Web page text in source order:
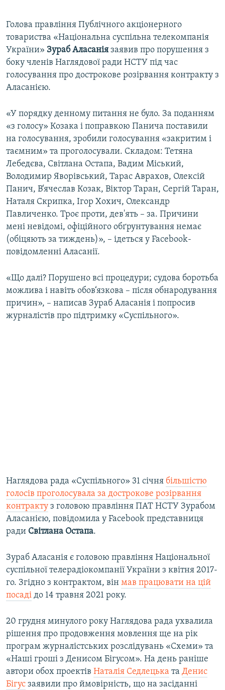
Усі сайти RFE/RL
Голова правління Публічного акціонерного
товариства «Національна суспільна телекомпанія
України» Зураб Аласанія заявив про порушення з
боку членів Наглядової ради НСТУ під час
голосування про дострокове розірвання контракту з
Аласанією.
«У порядку денному питання не було. За поданням
«з голосу» Козака і поправкою Панича поставили
на голосування, зробили голосування «закритим і
таємним» та проголосували. Складом: Тетяна
Лебедєва, Світлана Остапа, Вадим Міський,
Володимир Яворівський, Тарас Аврахов, Олексій
Панич, В‘ячеслав Козак, Віктор Таран, Сергій Таран,
Наталя Скрипка, Ігор Хохич, Олександр
Павличенко. Троє проти, дев'ять – за. Причини
мені невідомі, офіційного обґрунтування немає
(обіцяють за тиждень)», – ідеться у Facebook-
повідомленні Аласанії.
«Що далі? Порушено всі процедури; судова боротьба
можлива і навіть обов‘язкова – після обнародування
причин», – написав Зураб Аласанія і попросив
журналістів про підтримку «Суспільного».
Наглядова рада «Суспільного» 31 січня більшістю
голосів проголосувала за дострокове розірвання
контракту з головою правління ПАТ НСТУ Зурабом
Аласанією, повідомила у Facebook представниця
ради Світлана Остапа.
Зураб Аласанія є головою правління Національної
суспільної телерадіокомпанії України з квітня 2017-
го. Згідно з контрактом, він мав працювати на цій
посаді до 14 травня 2021 року.
20 грудня минулого року Наглядова рада ухвалила
рішення про продовження мовлення ще на рік
програм журналістських розслідувань «Схеми» та
«Наші гроші з Денисом Бігусом». На день раніше
автори обох проектів Наталія Седлецька та Денис
Бігус заявили про ймовірність, що на засіданні